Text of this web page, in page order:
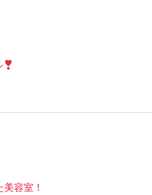
容室！